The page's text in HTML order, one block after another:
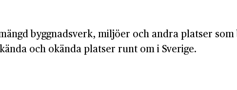
byggnadsverk, miljöer och andra platser
och okända platser runt om i Sverige.